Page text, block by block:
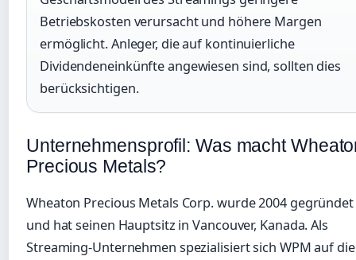
Betriebskosten verursacht und höhere Margen
ermöglicht. Anleger, die auf kontinuierliche
Dividendeneinkünfte angewiesen sind, sollten dies
berücksichtigen.
Unternehmensprofil: Was macht
Precious Metals?
Wheaton Precious Metals Corp. wurde 2004 gegründet
und hat seinen Hauptsitz in Vancouver, Kanada. Als
Streaming-Unternehmen spezialisiert sich WPM auf die